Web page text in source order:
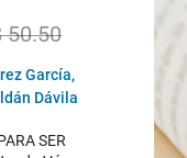
50.50
García,
Dávila
SER